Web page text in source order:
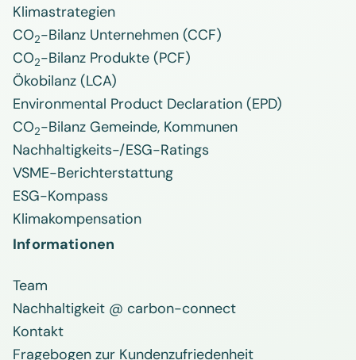
Klimastrategien
CO2-Bilanz Unternehmen (CCF)
CO2-Bilanz Produkte (PCF)
Ökobilanz (LCA)
Environmental Product Declaration (EPD)
CO2-Bilanz Gemeinde, Kommunen
Nachhaltigkeits-/ESG-Ratings
VSME-Berichterstattung
ESG-Kompass
Klimakompensation
Informationen
Team
Nachhaltigkeit @ carbon-connect
Kontakt
Fragebogen zur Kundenzufriedenheit